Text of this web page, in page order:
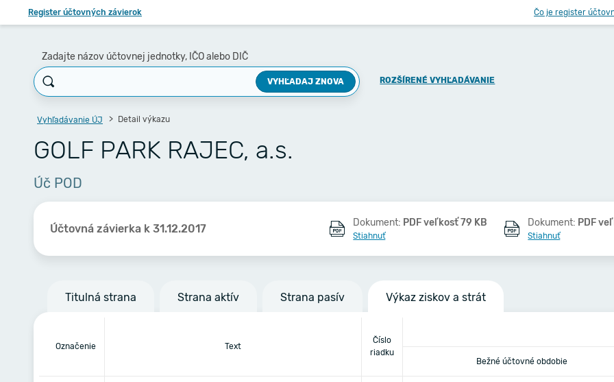
Register účtovných závierok Čo je register
Zadajte názov účtovnej jednotky, IČO alebo DIČ
VYHĽADAJ ZNOVA ROZŠÍRENÉ VYHĽADÁVANIE
Vyhľadávanie ÚJ Detail výkazu
GOLF PARK RAJEC, a.s.
Úč POD
Účtovná závierka k 31.12.2017 Dokument: PDF veľkosť 79 KB
Stiahnuť
Dokument: PDF
Stiahnuť
Titulná strana Strana aktív Strana pasív Výkaz ziskov a strát
Označenie Text
Číslo
riadku
Bežné účtovné obdobie